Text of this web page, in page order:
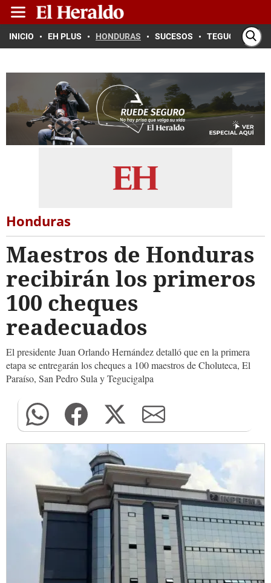
INICIO EH PLUS HONDURAS SUCESOS TEGUCIGALPA
Honduras
Maestros de Honduras
recibirán los primeros
100 cheques
readecuados
El presidente Juan Orlando Hernández detalló que en la primera
etapa se entregarán los cheques a 100 maestros de Choluteca, El
Paraíso, San Pedro Sula y Tegucigalpa